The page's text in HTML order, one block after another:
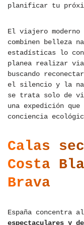
planificar tu
El viajero moderno
combinen belleza
estadísticas lo
planea realizar
buscando
el silencio y la
se trata solo de
una expedición
conciencia
Calas
Costa
Brava
España concentra
espectaculares y